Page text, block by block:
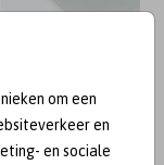
om een
en
en sociale